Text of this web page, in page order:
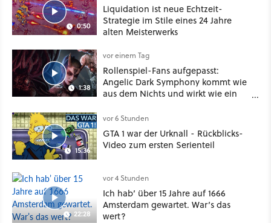
0:50
Liquidation ist neue Echtzeit-
Strategie im Stile eines 24 Jahre
alten Meisterwerks
1:38
vor einem Tag
Rollenspiel-Fans aufgepasst:
Angelic Dark Symphony kommt wie
aus dem Nichts und wirkt wie ein
Mass Effect
15:36
vor 6 Stunden
GTA 1 war der Urknall - Rückblicks-
Video zum ersten Serienteil
22:28
vor 4 Stunden
Ich hab’ über 15 Jahre auf 1666
Amsterdam gewartet. War’s das
wert?